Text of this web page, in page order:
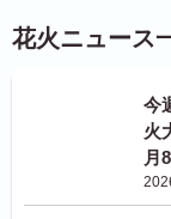
花火ニュース
今
火
月